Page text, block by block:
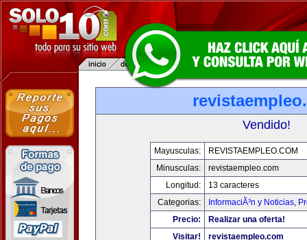
Vendido!
Mayusculas:
REVISTAEMPLEO.COM
Minusculas:
revistaempleo.com
Longitud:
13 caracteres
Categorias:
InformaciÃ³n y Noticias,
Precio:
Realizar una oferta!
Visitar!
revistaempleo.com